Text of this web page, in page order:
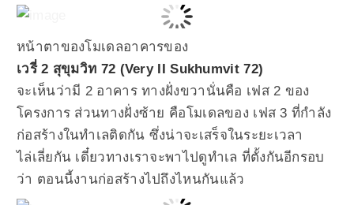
หน้าตาของโมเดลอาคารของ
เวรี่ 2 สุขุมวิท 72 (Very II Sukhumvit 72)
จะเห็นว่ามี 2 อาคาร ทางฝั่งขวานั่นคือ เฟส 2 ของ
โครงการ ส่วนทางฝั่งซ้าย คือโมเดลของ เฟส 3 ที่กำลัง
ก่อสร้างในทำเลติดกัน ซึ่งน่าจะเสร็จในระยะเวลา
ไล่เลี่ยกัน เดี๋ยวทางเราจะพาไปดูทำเล ที่ตั้งกันอีกรอบ
ว่า ตอนนี้งานก่อสร้างไปถึงไหนกันแล้ว